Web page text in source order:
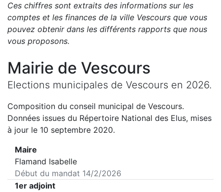
Ces chiffres sont extraits des informations sur les
comptes et les finances de la ville Vescours que vous
pouvez obtenir dans les différents rapports que nous
vous proposons.
Mairie de Vescours
Elections municipales de Vescours en 2026.
Composition du conseil municipal de Vescours.
Données issues du Répertoire National des Elus, mises
à jour le 10 septembre 2020.
Maire
Flamand Isabelle
Début du mandat 14/2/2026
1er adjoint